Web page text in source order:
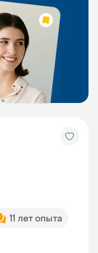
11 лет опыта